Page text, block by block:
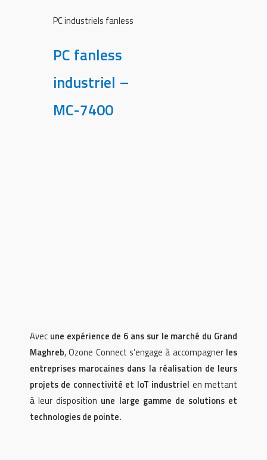
PC industriels fanless
PC fanless
industriel –
MC-7400
Avec une expérience de 6 ans sur le marché du Grand
Maghreb, Ozone Connect s’engage à accompagner les
entreprises marocaines dans la réalisation de leurs
projets de connectivité et IoT industriel en mettant
à leur disposition une large gamme de solutions et
technologies de pointe.